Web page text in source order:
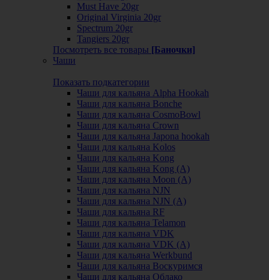
Must Have 20gr
Original Virginia 20gr
Spectrum 20gr
Tangiers 20gr
Посмотреть все товары [Баночки]
Чаши
Показать подкатегории
Чаши для кальяна Alpha Hookah
Чаши для кальяна Bonche
Чаши для кальяна CosmoBowl
Чаши для кальяна Crown
Чаши для кальяна Japona hookah
Чаши для кальяна Kolos
Чаши для кальяна Kong
Чаши для кальяна Kong (A)
Чаши для кальяна Moon (А)
Чаши для кальяна NJN
Чаши для кальяна NJN (А)
Чаши для кальяна RF
Чаши для кальяна Telamon
Чаши для кальяна VDK
Чаши для кальяна VDK (А)
Чаши для кальяна Werkbund
Чаши для кальяна Воскуримся
Чаши для кальяна Облако